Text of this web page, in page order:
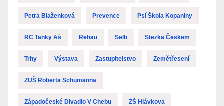
Petra Blaženková Prevence Psí Škola Kopaniny
RC Tanky Aš Rehau Selb Stezka Českem
Trhy Výstava Zastupitelstvo Zemětřesení
ZUŠ Roberta Schumanna
Západočeské Divadlo V Chebu ZŠ Hlávkova